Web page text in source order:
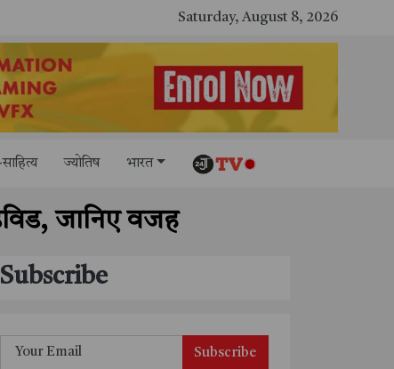
Saturday, August 8, 2026
ज्योतिष भारत
जानिए वजह
Subscribe
Subscribe